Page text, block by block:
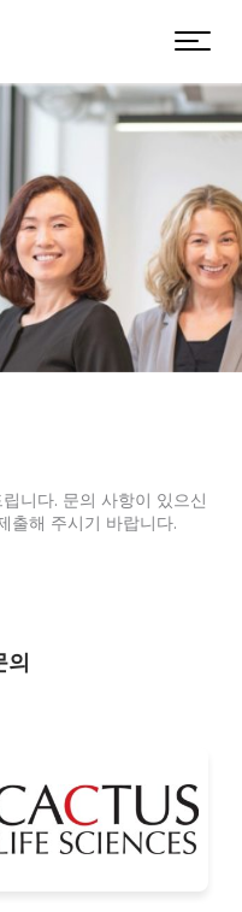
니다. 문의 사항이 있으신
출해 주시기 바랍니다.
의